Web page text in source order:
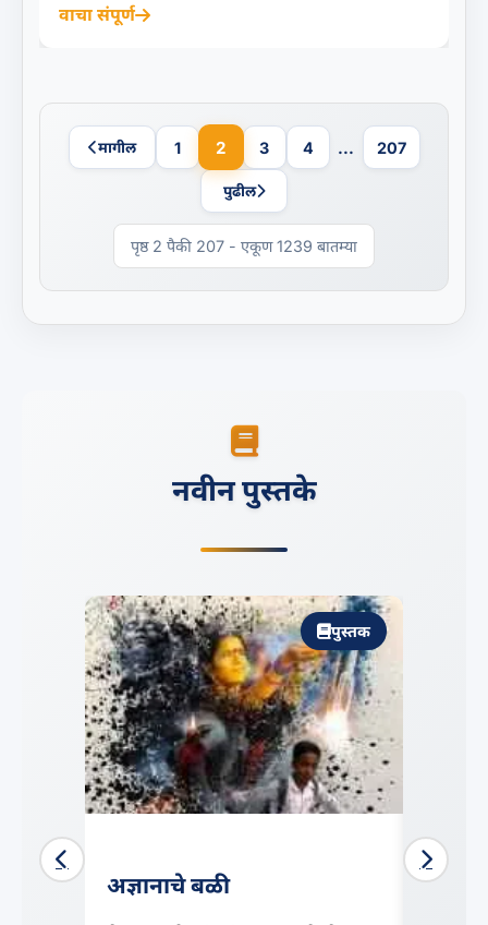
वाचा संपूर्ण
मागील 1 2 3 4 ... 207
पुढील
पृष्ठ 2 पैकी 207 - एकूण 1239 बातम्या
नवीन पुस्तके
पुस्तक
अज्ञानाचे बळी बहुजन